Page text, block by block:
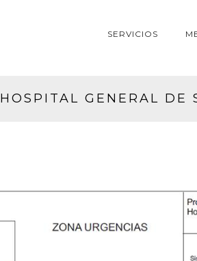
SERVICIOS
HOSPITAL GENERAL DE